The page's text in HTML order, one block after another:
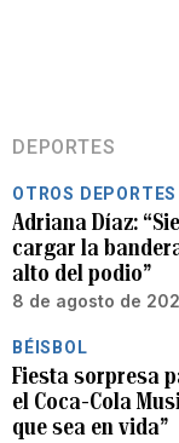
DEPORTES
OTROS DEPORTES
Adriana Díaz:
cargar la
alto del podio”
8 de agosto de
BÉISBOL
Fiesta sorpresa
el Coca-Cola
que sea en vida”